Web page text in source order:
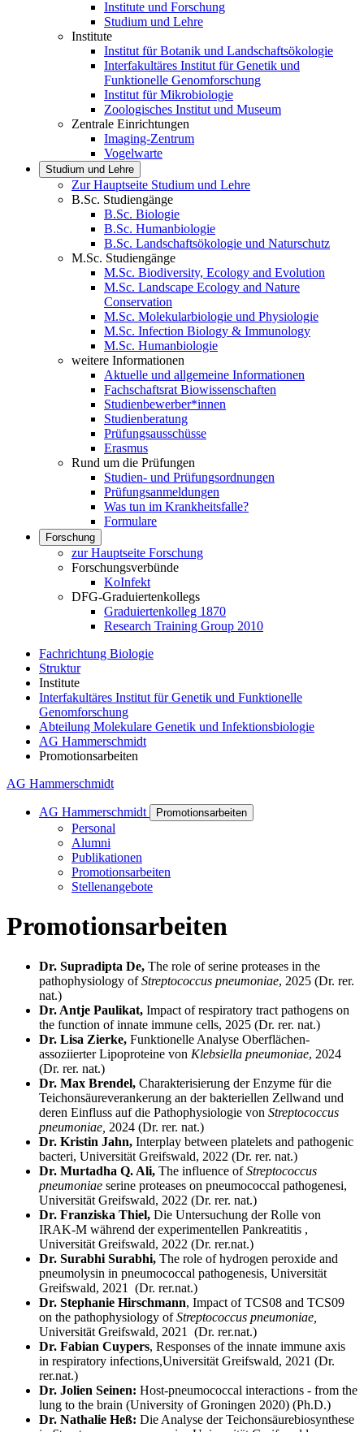
Institute und Forschung
Studium und Lehre
Institute
Institut für Botanik und Landschaftsökologie
Interfakultäres Institut für Genetik und
Funktionelle Genomforschung
Institut für Mikrobiologie
Zoologisches Institut und Museum
Zentrale Einrichtungen
Imaging-Zentrum
Vogelwarte
Studium und Lehre
Zur Hauptseite Studium und Lehre
B.Sc. Studiengänge
B.Sc. Biologie
B.Sc. Humanbiologie
B.Sc. Landschaftsökologie und Naturschutz
M.Sc. Studiengänge
M.Sc. Biodiversity, Ecology and Evolution
M.Sc. Landscape Ecology and Nature
Conservation
M.Sc. Molekularbiologie und Physiologie
M.Sc. Infection Biology & Immunology
M.Sc. Humanbiologie
weitere Informationen
Aktuelle und allgemeine Informationen
Fachschaftsrat Biowissenschaften
Studienbewerber*innen
Studienberatung
Prüfungsausschüsse
Erasmus
Rund um die Prüfungen
Studien- und Prüfungsordnungen
Prüfungsanmeldungen
Was tun im Krankheitsfalle?
Formulare
Forschung
zur Hauptseite Forschung
Forschungsverbünde
KoInfekt
DFG-Graduiertenkollegs
Graduiertenkolleg 1870
Research Training Group 2010
Fachrichtung Biologie
Struktur
Institute
Interfakultäres Institut für Genetik und Funktionelle
Genomforschung
Abteilung Molekulare Genetik und Infektionsbiologie
AG Hammerschmidt
Promotionsarbeiten
AG Hammerschmidt
AG Hammerschmidt Promotionsarbeiten
Personal
Alumni
Publikationen
Promotionsarbeiten
Stellenangebote
Promotionsarbeiten
Dr. Supradipta De, The role of serine proteases in the
pathophysiology ofStreptococcus pneumoniae, 2025 (Dr. rer.
nat.)
Dr. Antje Paulikat, Impact of respiratory tract pathogens on
the function of innate immune cells, 2025 (Dr. rer. nat.)
Dr. Lisa Zierke, Funktionelle Analyse Oberflächen-
assoziierter Lipoproteine von Klebsiella pneumoniae, 2024
(Dr. rer. nat.)
Dr. Max Brendel, Charakterisierung der Enzyme für die
Teichonsäureverankerung an der bakteriellen Zellwand und
deren Einfluss auf die Pathophysiologie von Streptococcus
pneumoniae, 2024 (Dr. rer. nat.)
Dr. Kristin Jahn, Interplay between platelets and pathogenic
bacteri, Universität Greifswald, 2022 (Dr. rer. nat.)
Dr. Murtadha Q. Ali, The influence ofStreptococcus
pneumoniae serine proteases on pneumococcal pathogenesi,
Universität Greifswald, 2022 (Dr. rer. nat.)
Dr. Franziska Thiel, Die Untersuchung der Rolle von
IRAK-M während der experimentellen Pankreatitis ,
Universität Greifswald, 2022 (Dr. rer.nat.)
Dr. Surabhi Surabhi, The role of hydrogen peroxide and
pneumolysin in pneumococcal pathogenesis, Universität
Greifswald, 2021 (Dr. rer.nat.)
Dr. Stephanie Hirschmann, Impact of TCS08 and TCS09
on the pathophysiology ofStreptococcus pneumoniae,
Universität Greifswald, 2021 (Dr. rer.nat.)
Dr. Fabian Cuypers, Responses of the innate immune axis
in respiratory infections,Universität Greifswald, 2021 (Dr.
rer.nat.)
Dr. Jolien Seinen: Host-pneumococcal interactions - from the
lung to the brain (University of Groningen 2020) (Ph.D.)
Dr. Nathalie Heß: Die Analyse der Teichonsäurebiosynthese